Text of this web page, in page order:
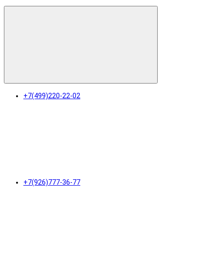
+7(499)220-22-02
+7(926)777-36-77